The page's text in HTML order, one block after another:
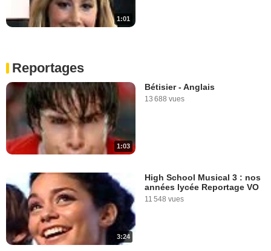
1:01
Reportages
1:03
Bétisier - Anglais
13 688 vues
3:24
High School Musical 3 : nos
années lycée Reportage VO
11 548 vues